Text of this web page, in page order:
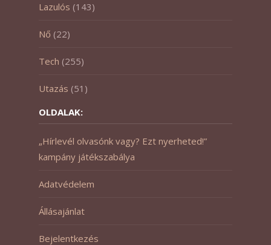
Lazulós (143)
Nő (22)
Tech (255)
Utazás (51)
OLDALAK:
„Hírlevél olvasónk vagy? Ezt nyerheted!”
kampány játékszabálya
Adatvédelem
Állásajánlat
Bejelentkezés